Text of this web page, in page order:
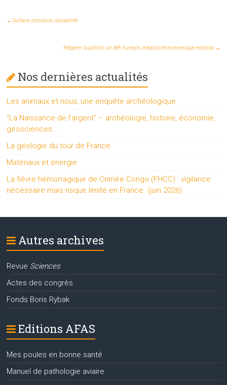
← Surface, corrosion, durabilité
Réparer l’audition, un défi humain, médical et économique mondial →
Nos dernières actualités
Les animaux et nous, une enquête archéologique
“La Naissance de l’argent” – archéologie, histoire, économie,
géosciences…
La géologie du tour de France
Matériaux et énergie
La fièvre hémorragique de Crimée Congo (FHCC) : vigilance
nécessaire mais risque limité en France. (juin 2026)
Autres archives
Revue Sciences
Actes des congrès
Fonds Boris Rybak
Editions AFAS
Mes poules en bonne santé
Manuel de pathologie aviaire